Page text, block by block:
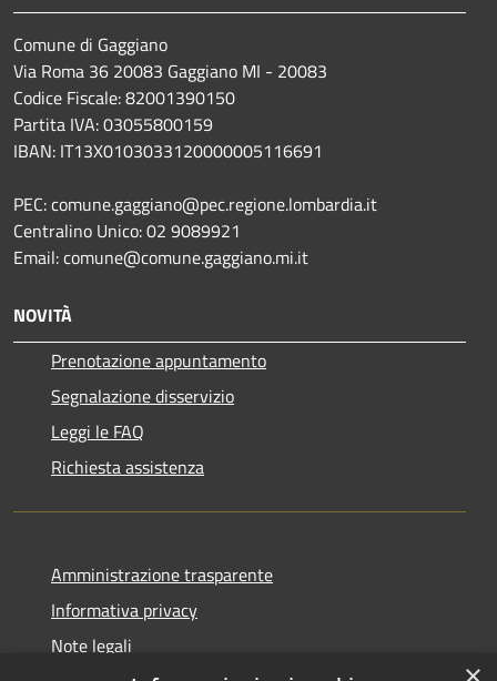
Comune di Gaggiano
Via Roma 36 20083 Gaggiano MI - 20083
Codice Fiscale: 82001390150
Partita IVA: 03055800159
IBAN: IT13X0103033120000005116691
PEC: comune.gaggiano@pec.regione.lombardia.it
Centralino Unico: 02 9089921
Email: comune@comune.gaggiano.mi.it
NOVITÀ
Prenotazione appuntamento
Segnalazione disservizio
Leggi le FAQ
Richiesta assistenza
Amministrazione trasparente
Informativa privacy
Note legali